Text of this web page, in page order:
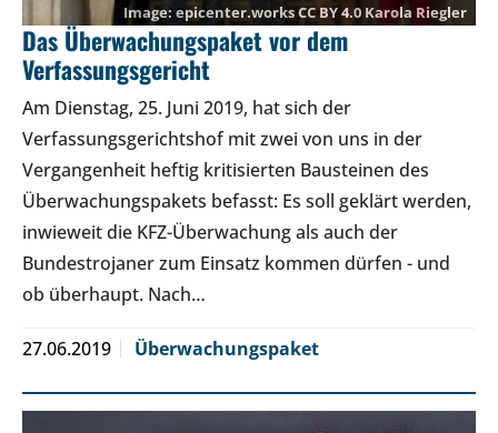
epicenter.worksCC BY 4.0 Karola Riegler
Das Überwachungspaket vor dem
Verfassungsgericht
Am Dienstag, 25. Juni 2019, hat sich der
Verfassungsgerichtshof mit zwei von uns in der
Vergangenheit heftig kritisierten Bausteinen des
Überwachungspakets befasst: Es soll geklärt werden,
inwieweit die KFZ-Überwachung als auch der
Bundestrojaner zum Einsatz kommen dürfen - und
ob überhaupt. Nach…
27.06.2019 Überwachungspaket